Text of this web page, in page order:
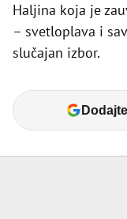
Haljina koja je
– svetloplava i
slučajan izbor.